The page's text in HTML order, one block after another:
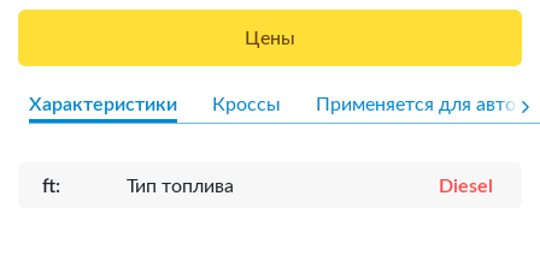
Цены
Характеристики Кроссы Применяется для авто
ft: Тип топлива Diesel